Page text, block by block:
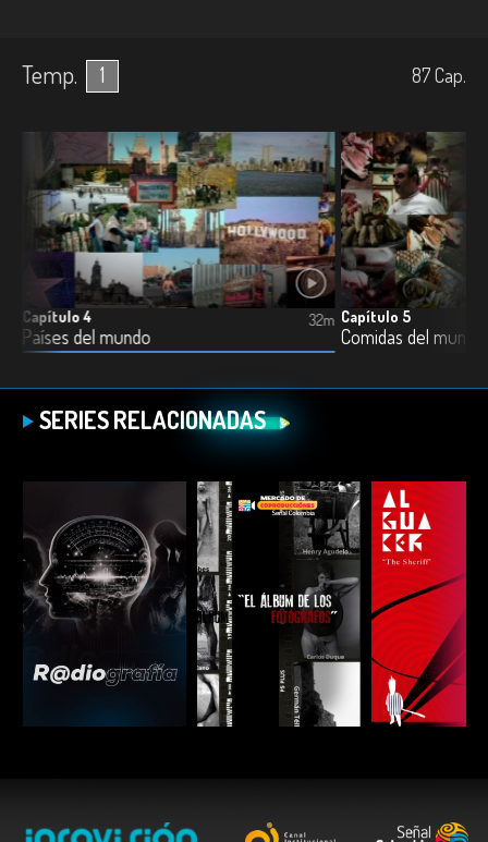
Temp. 1 87Cap.
Capítulo 4
Países del mundo
32m Capítulo 5
Comidas del mundo
SERIES RELACIONADAS
ESCUCHAR